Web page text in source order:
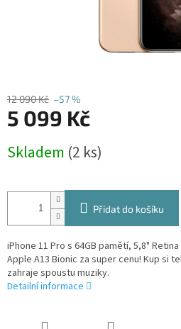
12 090 Kč –57 %
5 099 Kč
cena:
Skladem (2 ks)
Přidat do košíku
iPhone 11 Pro s 64GB pamětí, 5,8"
Apple A13 Bionic za super cenu! Kup si
zahraje spoustu muziky.
Detailní informace